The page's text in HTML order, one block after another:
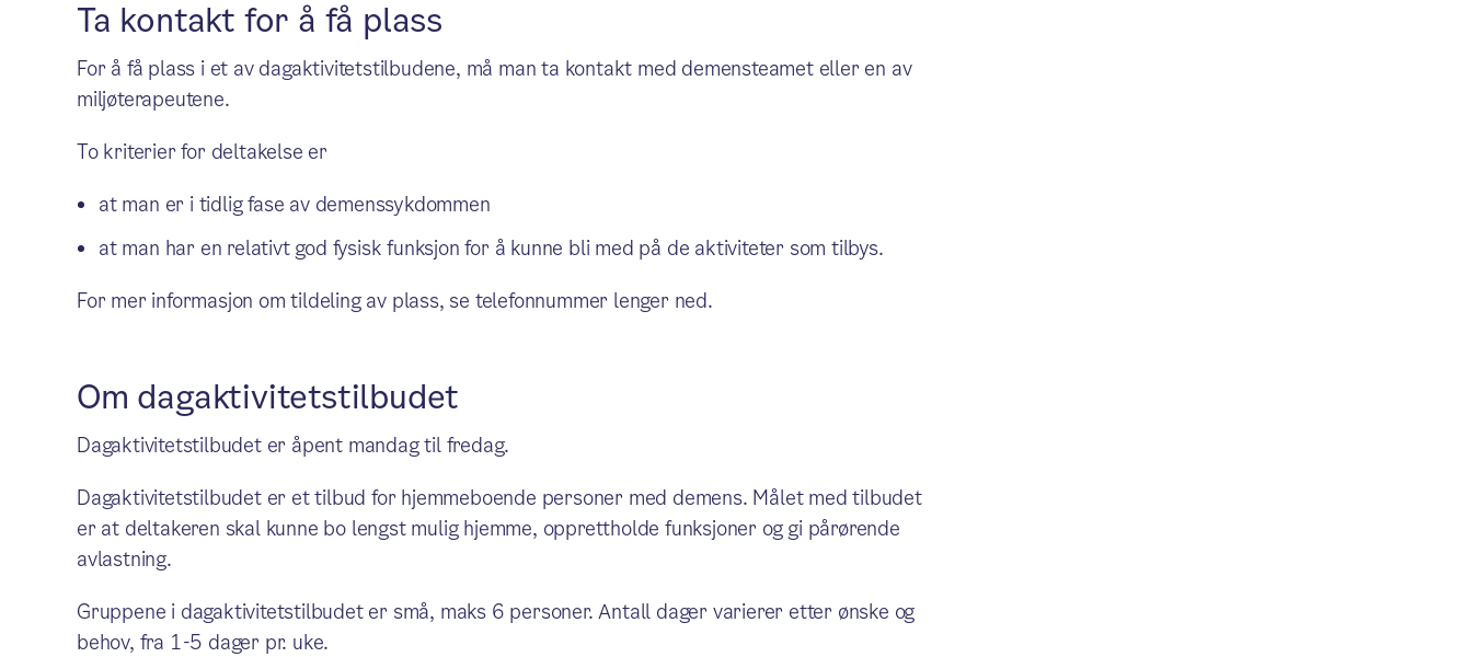
Ta kontakt for å få plass
For å få plass i et av dagaktivitetstilbudene, må man ta kontakt med demensteamet eller en av
miljøterapeutene.
To kriterier for deltakelse er
at man er i tidlig fase av demenssykdommen
at man har en relativt god fysisk funksjon for å kunne bli med på de aktiviteter som tilbys.
For mer informasjon om tildeling av plass, se telefonnummer lenger ned.
Om dagaktivitetstilbudet
Dagaktivitetstilbudet er åpent mandag til fredag.
Dagaktivitetstilbudet er et tilbud for hjemmeboende personer med demens. Målet med tilbudet
er at deltakeren skal kunne bo lengst mulig hjemme, opprettholde funksjoner og gi pårørende
avlastning.
Gruppene i dagaktivitetstilbudet er små, maks 6 personer. Antall dager varierer etter ønske og
behov, fra 1-5 dager pr. uke.